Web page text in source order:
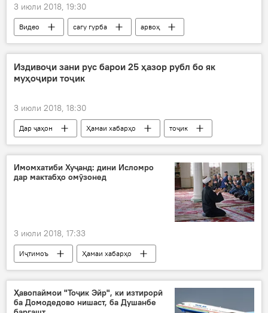
3 июли 2018, 19:30
Видео сагу гурба
арвоҳ
Дар ҷаҳон
Издивоҷи зани рус барои 25 ҳазор рубл бо як
муҳоҷири тоҷик
3 июли 2018, 18:30
Дар ҷаҳон Ҳамаи хабарҳо
тоҷик
муҳоҷир
арӯсӣ
зиндагӣ
Дар Русия
Имомхатиби Хуҷанд: дини Исломро
дар мактабҳо омӯзонед
3 июли 2018, 17:33
Иҷтимоъ
Ҳамаи хабарҳо
имомхатиб
хатар
ислом
таълим
ифротӣ Дар Тоҷикистон
Ҳавопаймои "Тоҷик Эйр", ки изтирорӣ
ба Домодедово нишаст, ба Душанбе